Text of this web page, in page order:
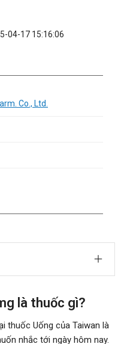
04-17 15:16:06
Co., Ltd.
là thuốc gì?
thuốc Uống của Taiwan là
nhắc tới ngày hôm nay.